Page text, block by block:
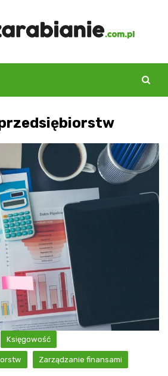
Księgowość
Zarządzanie finansami